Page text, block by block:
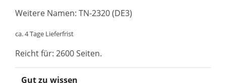
Weitere Namen: TN-2320 (DE3)
ca. 4 Tage Lieferfrist
Reicht für: 2600 Seiten.
Gut zu wissen